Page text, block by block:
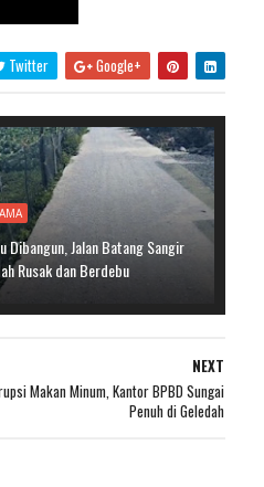
Twitter Google+
Dibangun, Jalan Batang Sangir
Rusak dan Berdebu
NEXT
Makan Minum, Kantor BPBD Sungai
Penuh di Geledah